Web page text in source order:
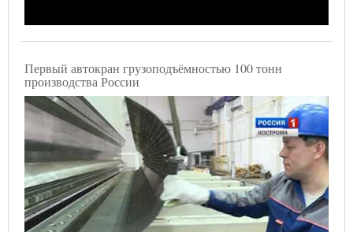
Первый автокран грузоподъёмностью 100 тонн
производства России